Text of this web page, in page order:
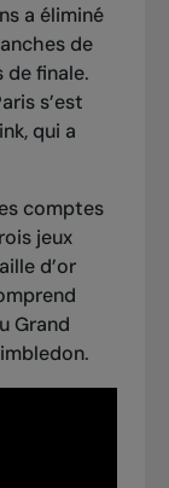
a éliminé
de
finale.
s’est
qui a
comptes
jeux
d’or
Grand